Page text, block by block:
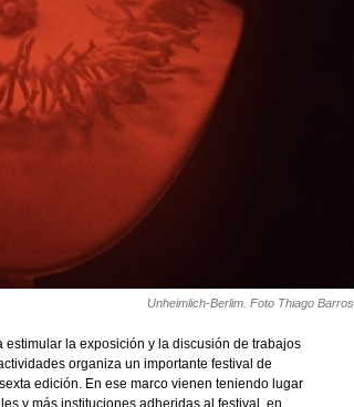
Unheimlich-Berlim. Foto Thiago Barros.
la exposición y la discusión de trabajos
organiza un importante festival de
edición. En ese marco vienen teniendo lugar
y más instituciones adheridas al festival, en